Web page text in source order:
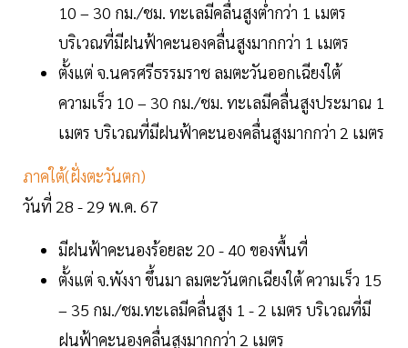
10 – 30 กม./ชม. ทะเลมีคลื่นสูงต่ำกว่า 1 เมตร
บริเวณที่มีฝนฟ้าคะนองคลื่นสูงมากกว่า 1 เมตร
ตั้งแต่ จ.นครศรีธรรมราช ลมตะวันออกเฉียงใต้
ความเร็ว 10 – 30 กม./ชม. ทะเลมีคลื่นสูงประมาณ 1
เมตร บริเวณที่มีฝนฟ้าคะนองคลื่นสูงมากกว่า 2 เมตร
ภาคใต้(ฝั่งตะวันตก)
วันที่ 28 - 29 พ.ค. 67
มีฝนฟ้าคะนองร้อยละ 20 - 40 ของพื้นที่
ตั้งแต่ จ.พังงา ขึ้นมา ลมตะวันตกเฉียงใต้ ความเร็ว 15
– 35 กม./ชม.ทะเลมีคลื่นสูง 1 - 2 เมตร บริเวณที่มี
ฝนฟ้าคะนองคลื่นสูงมากกว่า 2 เมตร